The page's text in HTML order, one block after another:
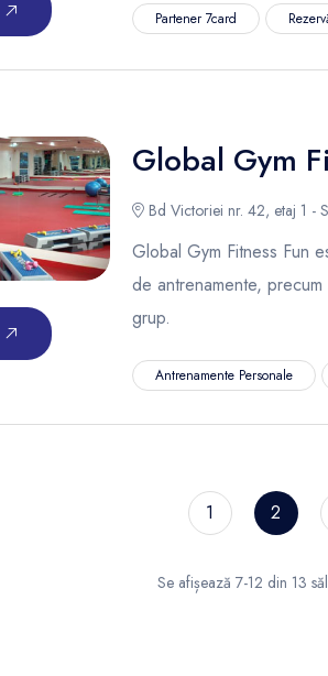
Partener 7card
Global Gym
Bd Victoriei nr. 42, etaj 1 -
Global Gym Fitness Fun
de antrenamente,
grup.
Antrenamente Personale
1 2
Se afișează 7-12 din 13